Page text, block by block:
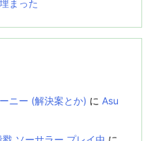
まった
ニー (解決案とか) に Asu